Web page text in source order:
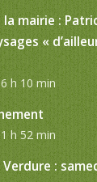
mairie :
«
h 10 min
h 52 min
Verdure :